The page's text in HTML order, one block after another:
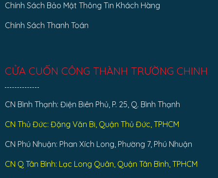
Chính Sách Bảo Mật Thông Tin Khách Hàng
Chính Sách Thanh Toán
CỬA CUỐN CÔNG THÀNH TRƯỜNG CHINH
CN Bình Thạnh: Điện Biên Phủ, P. 25, Q. Bình Thạnh
CN Thủ Đức: Đặng Văn Bi, Quận Thủ Đức, TPHCM
CN Phú Nhuận: Phan Xích Long, Phường 7, Phú Nhuận
CN Q Tân Bình: Lạc Long Quân, Quận Tân Bình, TPHCM